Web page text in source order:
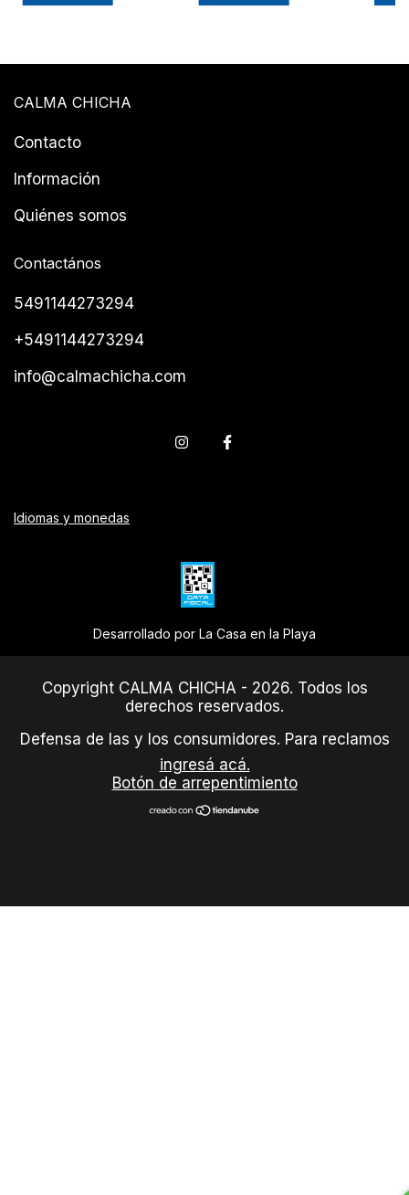
CALMA CHICHA
Contacto
Información
Quiénes somos
Contactános
5491144273294
+5491144273294
info@calmachicha.com
Idiomas y monedas
Desarrollado por La Casa en la Playa
Copyright CALMA CHICHA - 2026. Todos los
derechos reservados.
Defensa de las y los consumidores. Para reclamos
ingresá acá.
Botón de arrepentimiento